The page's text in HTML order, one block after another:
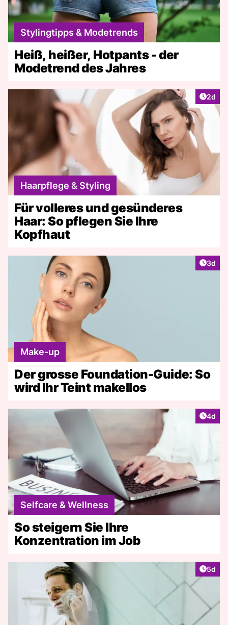
Stylingtipps & Modetrends
Heiß, heißer, Hotpants - der
Modetrend des Jahres
2d
Haarpflege & Styling
Für volleres und gesünderes
Haar: So pflegen Sie Ihre
Kopfhaut
3d
Make-up
Der grosse Foundation-Guide: So
wird Ihr Teint makellos
4d
Selfcare & Wellness
So steigern Sie Ihre
Konzentration im Job
5d